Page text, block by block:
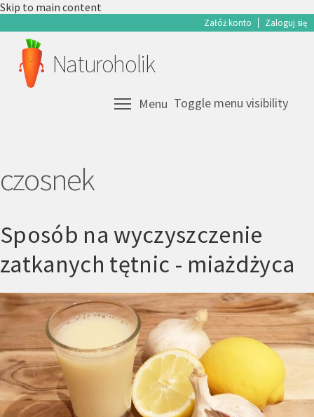
Skip to main content
Załóż konto Zaloguj się
Naturoholik
Menu Toggle menu visibility
czosnek
Sposób na wyczyszczenie
zatkanych tętnic - miażdżyca